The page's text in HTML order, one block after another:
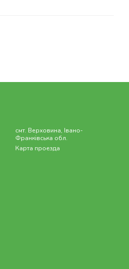
смт. Верховина, Івано-
Франківська обл.
Карта проезда